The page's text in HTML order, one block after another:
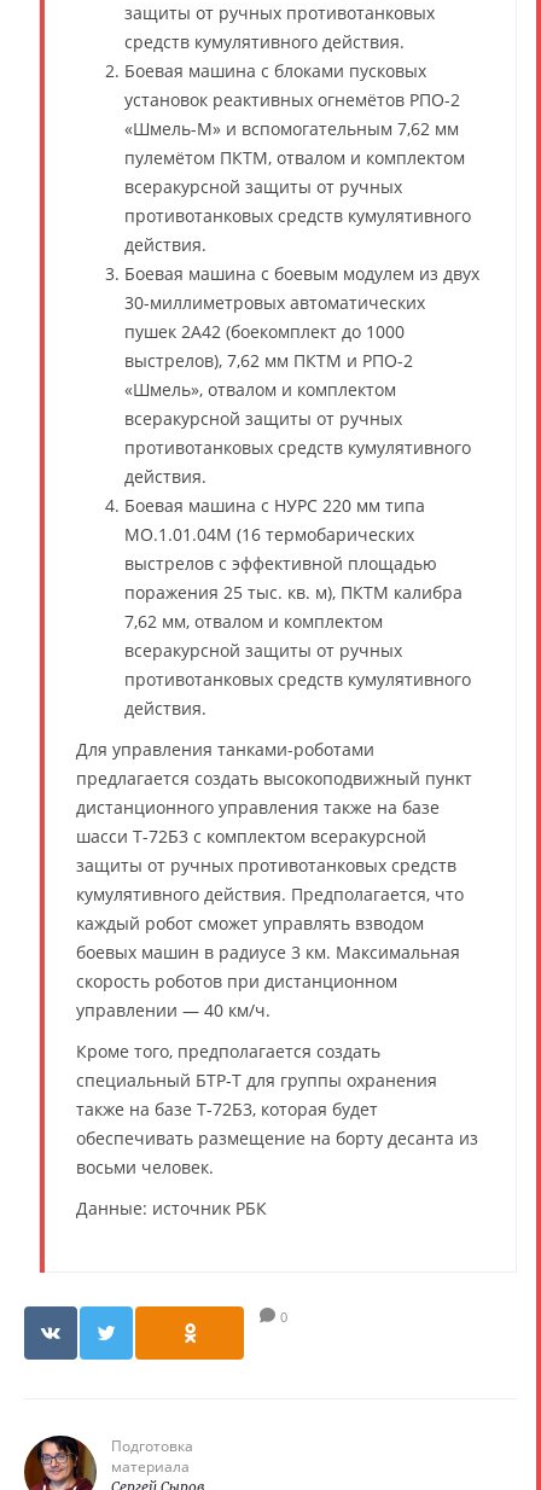
защиты от ручных противотанковых
средств кумулятивного действия.
Боевая машина с блоками пусковых
установок реактивных огнемётов РПО-2
«Шмель-М» и вспомогательным 7,62 мм
пулемётом ПКТМ, отвалом и комплектом
всеракурсной защиты от ручных
противотанковых средств кумулятивного
действия.
Боевая машина с боевым модулем из двух
30-миллиметровых автоматических
пушек 2А42 (боекомплект до 1000
выстрелов), 7,62 мм ПКТМ и РПО-2
«Шмель», отвалом и комплектом
всеракурсной защиты от ручных
противотанковых средств кумулятивного
действия.
Боевая машина с НУРС 220 мм типа
МО.1.01.04М (16 термобарических
выстрелов с эффективной площадью
поражения 25 тыс. кв. м), ПКТМ калибра
7,62 мм, отвалом и комплектом
всеракурсной защиты от ручных
противотанковых средств кумулятивного
действия.
Для управления танками-роботами
предлагается создать высокоподвижный пункт
дистанционного управления также на базе
шасси Т-72Б3 с комплектом всеракурсной
защиты от ручных противотанковых средств
кумулятивного действия. Предполагается, что
каждый робот сможет управлять взводом
боевых машин в радиусе 3 км. Максимальная
скорость роботов при дистанционном
управлении — 40 км/ч.
Кроме того, предполагается создать
специальный БТР-Т для группы охранения
также на базе Т-72Б3, которая будет
обеспечивать размещение на борту десанта из
восьми человек.
Данные: источник РБК
0
Подготовка
материала